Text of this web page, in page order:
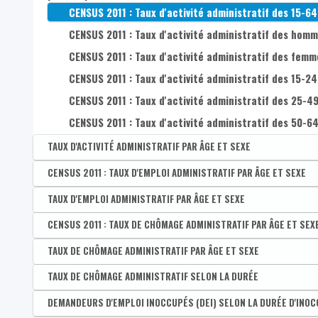
CENSUS 2011 : Taux d'activité administratif des 15-
CENSUS 2011 : Taux d'activité administratif des
CENSUS 2011 : Taux d'activité administratif des
CENSUS 2011 : Taux d'activité administratif des 15-
CENSUS 2011 : Taux d'activité administratif des 25-
CENSUS 2011 : Taux d'activité administratif des 50-
TAUX D'ACTIVITÉ ADMINISTRATIF PAR ÂGE ET SEXE
Disponible par :Commune - Arrondissement - Province - Bassin EFE - Zone
Taux d'activité administratif des 15-64 ans
Taux d'activité administratif des hommes de 15-64
Taux d'activité administratif des femmes de 15-64 ans
Taux d'activité administratif des 15-24 ans
Taux d'activité administratif des 25-49 ans
CENSUS 2011 : TAUX D'EMPLOI ADMINISTRATIF PAR ÂGE ET SEXE
Disponible par :Commune - Arrondissement - Province - Bassin EFE -
CENSUS 2011 : Taux d'emploi administratif des 15-64
CENSUS 2011 : Taux d'emploi administratif des hommes
CENSUS 2011 : Taux d'emploi administratif des femmes
CENSUS 2011 : Taux d'emploi administratif des 15-24
TAUX D'EMPLOI ADMINISTRATIF PAR ÂGE ET SEXE
Disponible par :Commune - Arrondissement - Province - Bassin EFE - Zone
Taux d'emploi administratif des 15-64 ans
Taux d'emploi administratif des hommes de 15-64 ans
Taux d'emploi administratif des femmes de 15-64 ans
CENSUS 2011 : TAUX DE CHÔMAGE ADMINISTRATIF PAR ÂGE ET
Disponible par :Commune - Arrondissement - Province - Bassin EFE -
CENSUS 2011 : Taux de chômage administratif des 15-
CENSUS 2011 : Taux de chômage administratif des
TAUX DE CHÔMAGE ADMINISTRATIF PAR ÂGE ET SEXE
Disponible par :Commune - Arrondissement - Province - Bassin EFE - Zone
Taux de chômage administratif des 15-64 ans
TAUX DE CHÔMAGE ADMINISTRATIF SELON LA DURÉE
Disponible par : Commune - Arrondissement - Province - Bassin EFE -
DEMANDEURS D'EMPLOI INOCCUPÉS (DEI) SELON LA DURÉE